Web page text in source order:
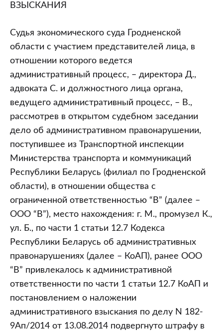
“О
административного
взыскания
ВЗЫСКАНИЯ
Судья экономического суда Гродненской
области с участием представителей лица, в
отношении которого ведется
административный процесс, – директора Д.,
адвоката С. и должностного лица органа,
ведущего административный процесс, – В.,
рассмотрев в открытом судебном заседании
дело об административном правонарушении,
поступившее из Транспортной инспекции
Министерства транспорта и коммуникаций
Республики Беларусь (филиал по Гродненской
области), в отношении общества с
ограниченной ответственностью “В” (далее –
ООО “В”), место нахождения: г. М., промузел К.,
ул. Б., по части 1 статьи 12.7 Кодекса
Республики Беларусь об административных
правонарушениях (далее – КоАП), ранее ООО
“В” привлекалось к административной
ответственности по части 1 статьи 12.7 КоАП и
постановлением о наложении
административного взыскания по делу N 182-
9Ап/2014 от 13.08.2014 подвергнуто штрафу в